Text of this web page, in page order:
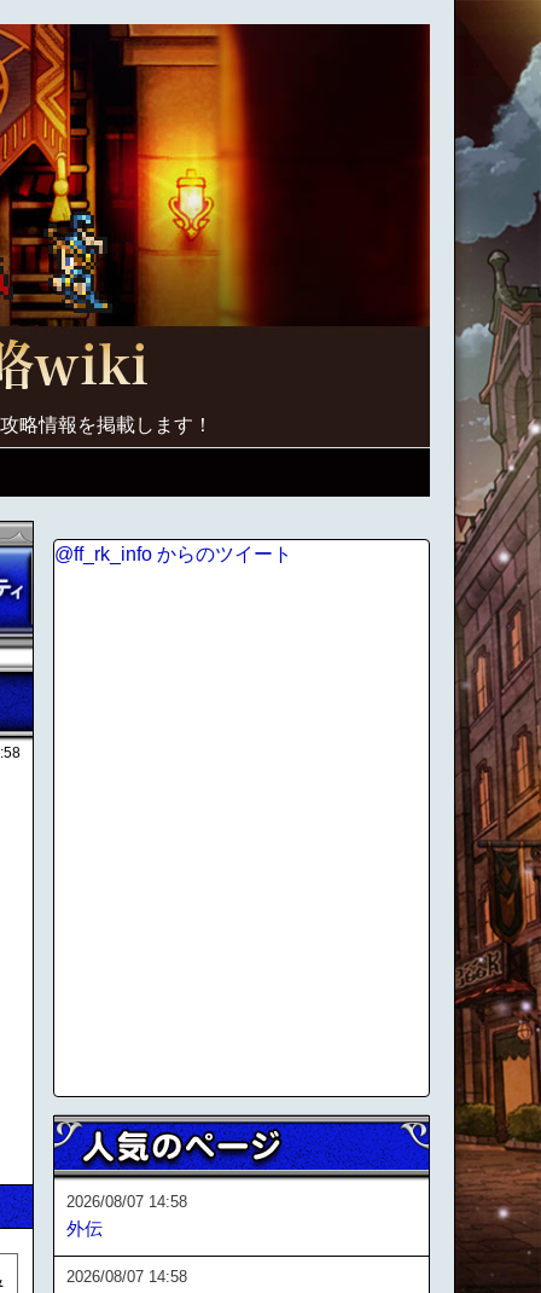
略情報を掲載します！
@ff_rk_info からのツイート
2026/08/07 14:58
外伝
2026/08/07 14:58